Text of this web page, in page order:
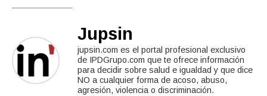
Jupsin
jupsin.com es el portal profesional exclusivo
de IPDGrupo.com que te ofrece información
para decidir sobre salud e igualdad y que dice
NO a cualquier forma de acoso, abuso,
agresión, violencia o discriminación.